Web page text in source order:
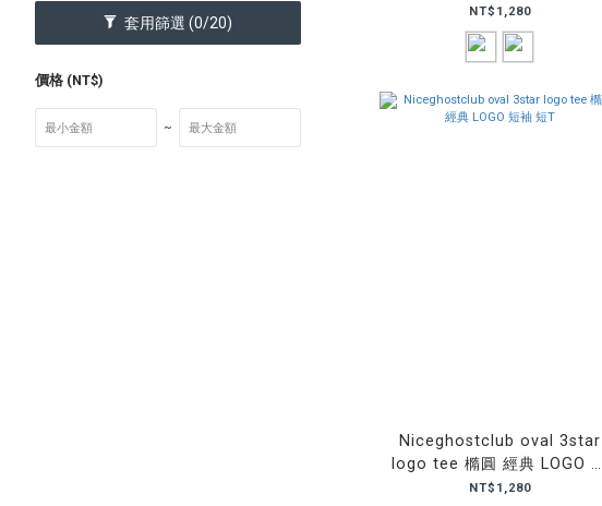
套用篩選 (0/20)
價格 (NT$)
~
圓領 短版 短T 短袖
NT$1,280
Niceghostclub oval 3star
logo tee 橢圓 經典 LOGO 短
袖 短T
NT$1,280